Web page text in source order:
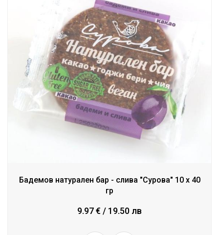
Бадемов натурален бар - слива "Сурова" 10 х 40
гр
9.97 € / 19.50 лв